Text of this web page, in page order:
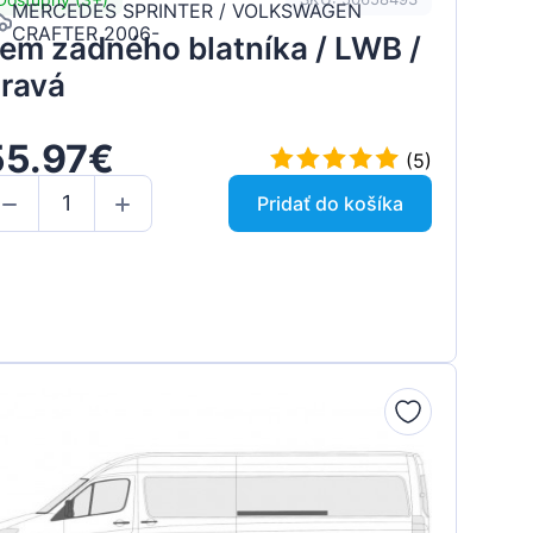
MERCEDES SPRINTER / VOLKSWAGEN
CRAFTER 2006-
zadného blatníka / LWB /
(5)
Pridať do košíka